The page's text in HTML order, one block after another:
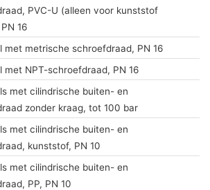
PVC-U (alleen voor kunststof
16
met metrische schroefdraad, PN 16
met NPT-schroefdraad, PN 16
met cilindrische buiten- en
zonder kraag, tot 100 bar
met cilindrische buiten- en
kunststof, PN 10
met cilindrische buiten- en
PP, PN 10